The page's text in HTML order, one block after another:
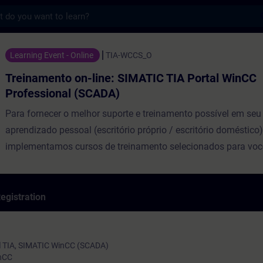
on-line: SIMATIC TIA Portal WinCC
Learning Event - Online TIA-WCCS_O
Treinamento on-line: SIMATIC TIA Portal WinCC
Professional (SCADA)
Para fornecer o melhor suporte e treinamento possível em
aprendizado pessoal (escritório próprio / escritório
implementamos cursos de treinamento selecionados para
treinamento prático descrito nos objetivos de aprendizado
PLCSim para execução exercícios práticos. O WinCC
manutenção no seu sistema SCADA ou criar um sistema
SIMATIC WinCC (SCADA)